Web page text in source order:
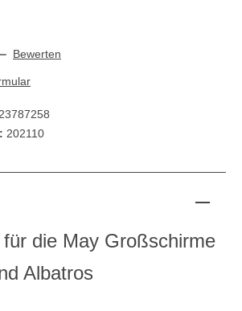
Bewerten
202110
die May Großschirme
Albatros